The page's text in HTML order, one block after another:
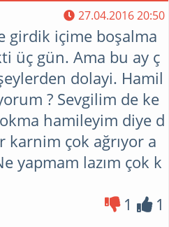
27.04.2016 20:50
girdik içime boşalma
üç gün. Ama bu ay ç
dolayi. Hamil
? Sevgilim de ke
hamileyim diye d
çok ağrıyor a
yapmam lazım çok k
1
1